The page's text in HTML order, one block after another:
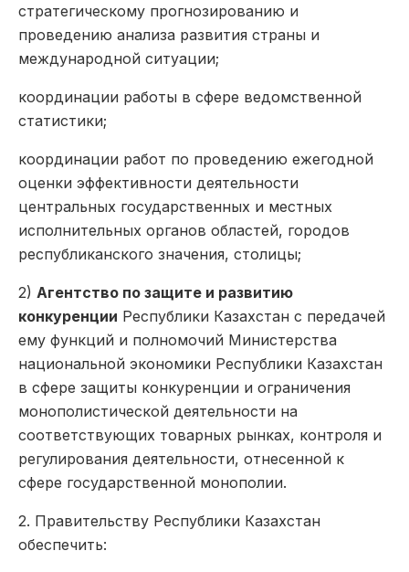
стратегическому прогнозированию и
проведению анализа развития страны и
международной ситуации;
координации работы в сфере ведомственной
статистики;
координации работ по проведению ежегодной
оценки эффективности деятельности
центральных государственных и местных
исполнительных органов областей, городов
республиканского значения, столицы;
2) Агентство по защите и развитию
конкуренции Республики Казахстан с передачей
ему функций и полномочий Министерства
национальной экономики Республики Казахстан
в сфере защиты конкуренции и ограничения
монополистической деятельности на
соответствующих товарных рынках, контроля и
регулирования деятельности, отнесенной к
сфере государственной монополии.
2. Правительству Республики Казахстан
обеспечить: